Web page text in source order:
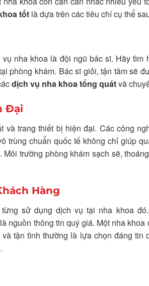
tốt là dựa trên các tiêu chí cụ thể
nha khoa là đội ngũ bác sĩ. Hãy tìm
phòng khám. Bác sĩ giỏi, tận tâm sẽ
dịch vụ nha khoa tổng quátvà
Đại
trang thiết bị hiện đại. Các công
trùng chuẩn quốc tế không chỉ giúp
trường phòng khám sạch sẽ,
Hàng
sử dụng dịch vụ tại nha khoa
nguồn thông tin quý giá. Một nha
tận tình thường là lựa chọn đáng tin